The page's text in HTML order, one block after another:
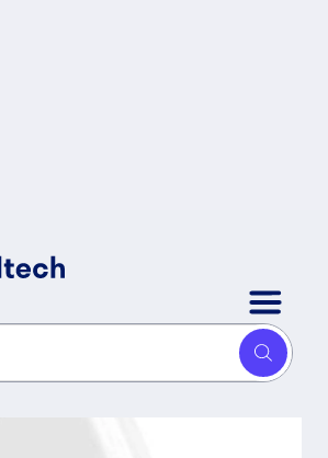
/Cargador Carga Rápida - Dual
USB V3.0 38W, 1 Puerto Tipo A y 1
Puerto Tipo C, Blanco, BROBOTIX